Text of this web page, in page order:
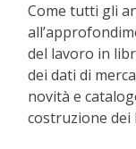
Come tutti gli
del lavoro in
dei dati di
novità e
costruzione dei